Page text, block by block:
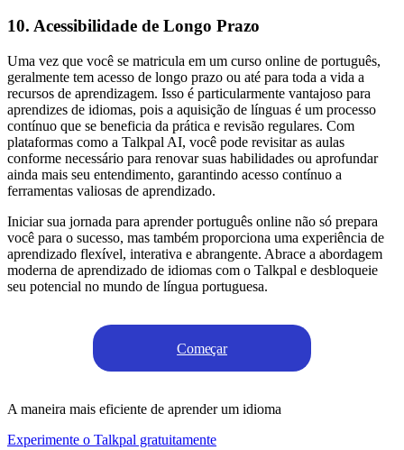
10. Acessibilidade de Longo Prazo
Uma vez que você se matricula em um curso online de português,
geralmente tem acesso de longo prazo ou até para toda a vida a
recursos de aprendizagem. Isso é particularmente vantajoso para
aprendizes de idiomas, pois a aquisição de línguas é um processo
contínuo que se beneficia da prática e revisão regulares. Com
plataformas como a Talkpal AI, você pode revisitar as aulas
conforme necessário para renovar suas habilidades ou aprofundar
ainda mais seu entendimento, garantindo acesso contínuo a
ferramentas valiosas de aprendizado.
Iniciar sua jornada para aprender português online não só prepara
você para o sucesso, mas também proporciona uma experiência de
aprendizado flexível, interativa e abrangente. Abrace a abordagem
moderna de aprendizado de idiomas com o Talkpal e desbloqueie
seu potencial no mundo de língua portuguesa.
Começar
A maneira mais eficiente de aprender um idioma
Experimente o Talkpal gratuitamente